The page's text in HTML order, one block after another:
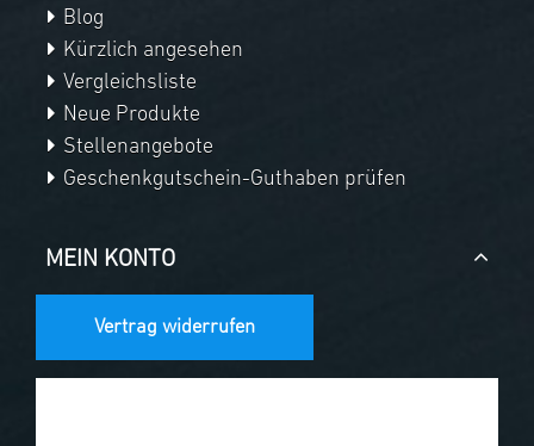
Blog
Kürzlich angesehen
Vergleichsliste
Neue Produkte
Stellenangebote
Geschenkgutschein-Guthaben prüfen
MEIN KONTO
Vertrag widerrufen